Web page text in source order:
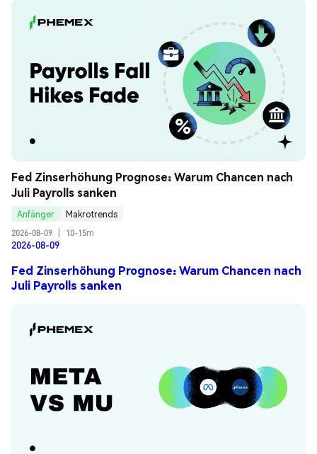
Fed Zinserhöhung Prognose: Warum Chancen nach
Juli Payrolls sanken
Anfänger
Makrotrends
2026-08-09
10-15m
2026-08-09
Fed Zinserhöhung Prognose: Warum Chancen nach
Juli Payrolls sanken